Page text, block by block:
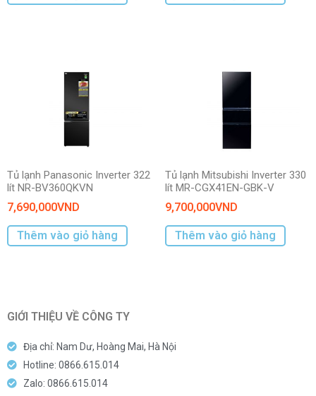
Tủ lạnh Panasonic Inverter 322
lít NR-BV360QKVN
7,690,000VND
Thêm vào giỏ hàng
Tủ lạnh Mitsubishi Inverter 330
lít MR-CGX41EN-GBK-V
9,700,000VND
Thêm vào giỏ hàng
GIỚI THIỆU VỀ CÔNG TY
Địa chỉ: Nam Dư, Hoàng Mai, Hà Nội
Hotline: 0866.615.014
Zalo: 0866.615.014